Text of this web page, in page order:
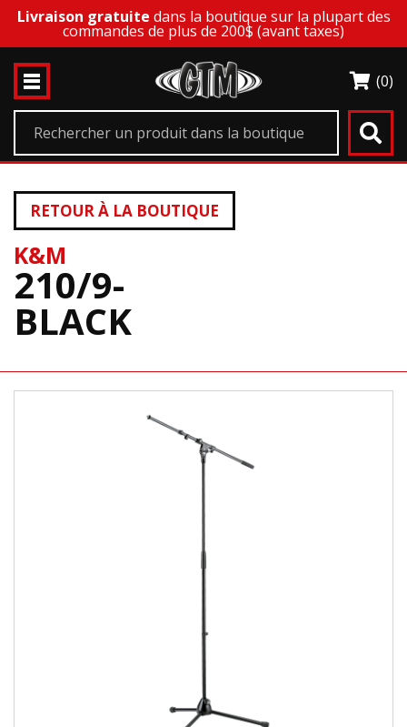
Livraison gratuite dans la boutique sur la plupart des
commandes de plus de 200$ (avant taxes)
(0)
K&M
210/9-
BLACK
RETOUR À LA BOUTIQUE